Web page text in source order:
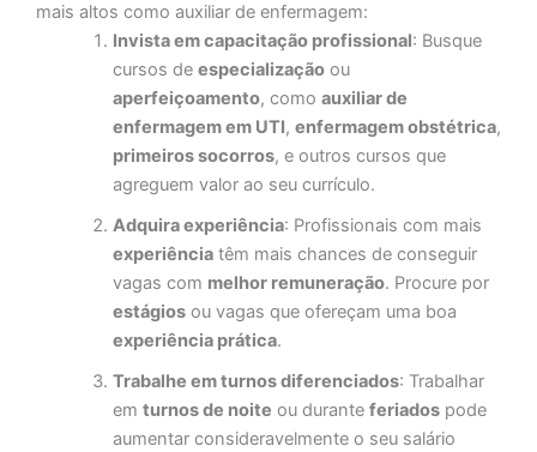
mais altos como auxiliar de enfermagem:
Invista em capacitação profissional: Busque
cursos de especializaçãoou
aperfeiçoamento, como auxiliar de
enfermagem em UTI, enfermagem obstétrica,
primeiros socorros, e outros cursos que
agreguem valor ao seu currículo.
Adquira experiência: Profissionais com mais
experiênciatêm mais chances de conseguir
vagas com melhor remuneração. Procure por
estágiosou vagas que ofereçam uma boa
experiência prática.
Trabalhe em turnos diferenciados: Trabalhar
em turnos de noite ou durante feriadospode
aumentar consideravelmente o seu salário